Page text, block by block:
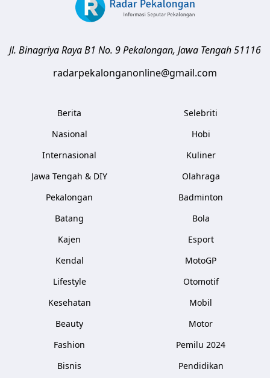
Jl. Binagriya Raya B1 No. 9Pekalongan, Jawa Tengah51116
radarpekalonganonline@gmail.com
Berita
Nasional
Internasional
Jawa Tengah & DIY
Pekalongan
Batang
Kajen
Kendal
Lifestyle
Kesehatan
Beauty
Fashion
Bisnis
Selebriti
Hobi
Kuliner
Olahraga
Badminton
Bola
Esport
MotoGP
Otomotif
Mobil
Motor
Pemilu 2024
Pendidikan